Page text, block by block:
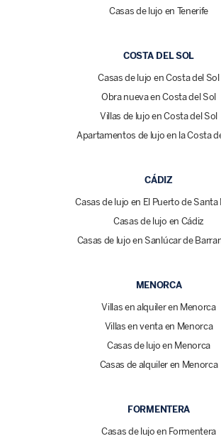
Casas de lujo en Tenerife
COSTA DEL SOL
Casas de lujo en Costa del Sol
Obra nueva en Costa del Sol
Villas de lujo en Costa del Sol
Apartamentos de lujo en la Costa
CÁDIZ
Casas de lujo en El Puerto de Santa
Casas de lujo en Cádiz
Casas de lujo en Sanlúcar de
MENORCA
Villas en alquiler en Menorca
Villas en venta en Menorca
Casas de lujo en Menorca
Casas de alquiler en Menorca
FORMENTERA
Casas de lujo en Formentera